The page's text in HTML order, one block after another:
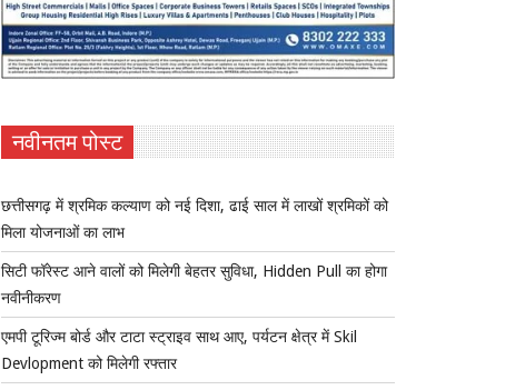
नवीनतम पोस्ट
छत्तीसगढ़ में श्रमिक कल्याण को नई दिशा, ढाई साल में लाखों श्रमिकों को
मिला योजनाओं का लाभ
सिटी फॉरेस्ट आने वालों को मिलेगी बेहतर सुविधा, Hidden Pull का होगा
नवीनीकरण
एमपी टूरिज्म बोर्ड और टाटा स्ट्राइव साथ आए, पर्यटन क्षेत्र में Skil
Devlopment को मिलेगी रफ्तार